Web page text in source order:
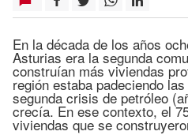
En la década de los años
Asturias era la segunda
construían más viviendas
región estaba padeciendo
segunda crisis de petróleo
crecía. En ese contexto, el
viviendas que se